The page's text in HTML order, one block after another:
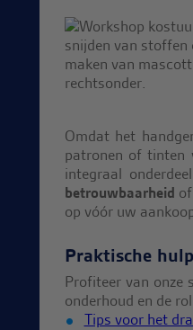
Omdat het
patronen of tinten
integraal
betrouwbaarheid
op vóór uw
Praktische
Profiteer van onze
onderhoud en de
Tips voor het